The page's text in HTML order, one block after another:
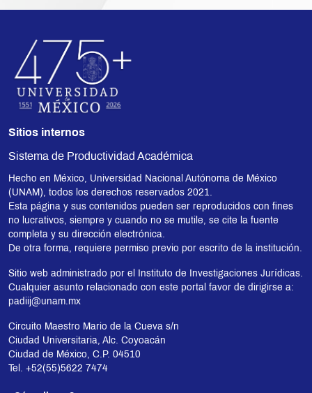
Sitios internos
Sistema de Productividad Académica
Hecho en México, Universidad Nacional Autónoma de México
(UNAM), todos los derechos reservados 2021.
Esta página y sus contenidos pueden ser reproducidos con fines
no lucrativos, siempre y cuando no se mutile, se cite la fuente
completa y su dirección electrónica.
De otra forma, requiere permiso previo por escrito de la institución.
Sitio web administrado por el Instituto de Investigaciones Jurídicas.
Cualquier asunto relacionado con este portal favor de dirigirse a:
padiij@unam.mx
Circuito Maestro Mario de la Cueva s/n
Ciudad Universitaria, Alc. Coyoacán
Ciudad de México, C.P. 04510
Tel. +52(55)5622 7474